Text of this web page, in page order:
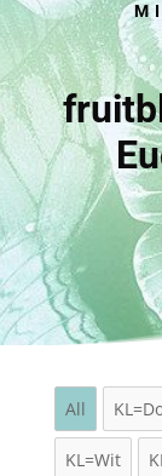
All
KL=Wit